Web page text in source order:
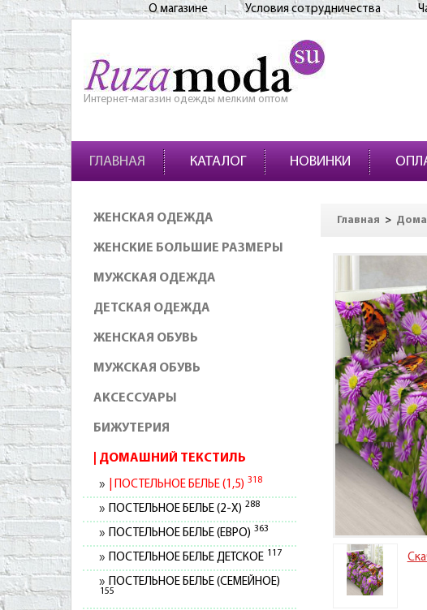
О магазине Условия сотрудничества
Интернет-магазин одежды мелким оптом
ГЛАВНАЯ КАТАЛОГ НОВИНКИ
ЖЕНСКАЯ ОДЕЖДА
ЖЕНСКИЕ БОЛЬШИЕ РАЗМЕРЫ
МУЖСКАЯ ОДЕЖДА
ДЕТСКАЯ ОДЕЖДА
ЖЕНСКАЯ ОБУВЬ
МУЖСКАЯ ОБУВЬ
АКСЕССУАРЫ
БИЖУТЕРИЯ
ДОМАШНИЙ ТЕКСТИЛЬ
ПОСТЕЛЬНОЕ БЕЛЬЕ (1,5) 318
ПОСТЕЛЬНОЕ БЕЛЬЕ (2-Х) 288
ПОСТЕЛЬНОЕ БЕЛЬЕ (ЕВРО) 363
ПОСТЕЛЬНОЕ БЕЛЬЕ ДЕТСКОЕ 117
ПОСТЕЛЬНОЕ БЕЛЬЕ (СЕМЕЙНОЕ)
155
Главная >